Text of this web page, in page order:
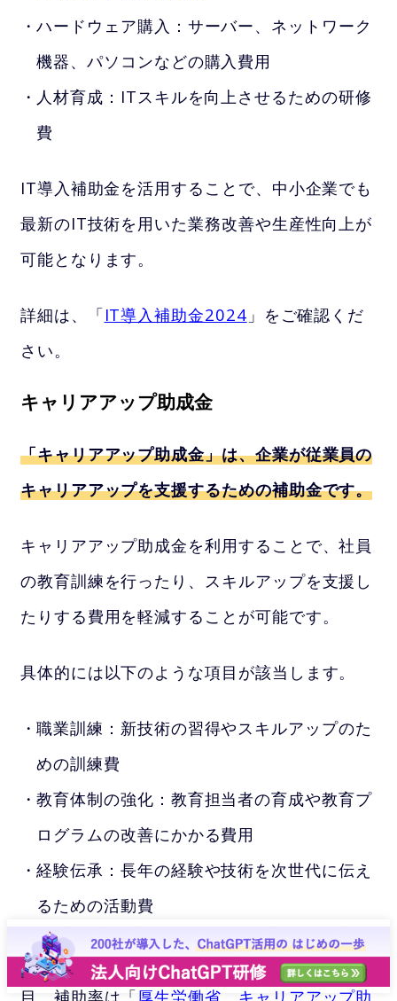
ハードウェア購入：サーバー、ネットワーク
機器、パソコンなどの購入費用
人材育成：ITスキルを向上させるための研修
費
IT導入補助金を活用することで、中小企業でも
最新のIT技術を用いた業務改善や生産性向上が
可能となります。
詳細は、「IT導入補助金2024 」をご確認くだ
さい。
キャリアアップ助成金
「キャリアアップ助成金」は、企業が従業員の
キャリアアップを支援するための補助金です。
キャリアアップ助成金を利用することで、社員
の教育訓練を行ったり、スキルアップを支援し
たりする費用を軽減することが可能です。
具体的には以下のような項目が該当します。
職業訓練：新技術の習得やスキルアップのた
めの訓練費
教育体制の強化：教育担当者の育成や教育プ
ログラムの改善にかかる費用
経験伝承：長年の経験や技術を次世代に伝え
るための活動費
キャリアアップ助成金の詳細や対象となる項
目、補助率は「厚生労働省 キャリアアップ助